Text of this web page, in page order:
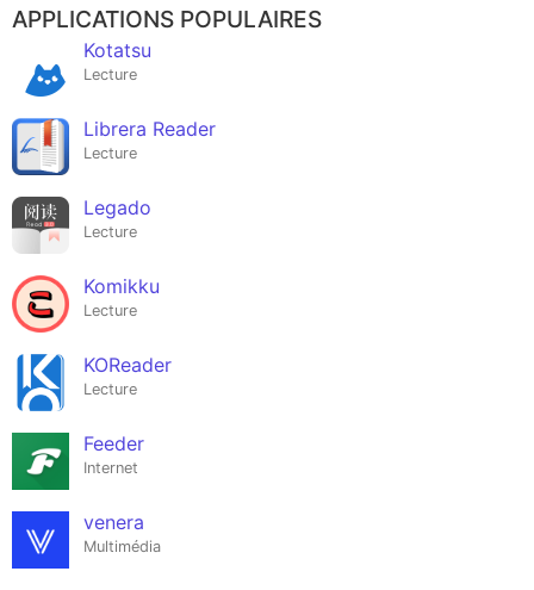
APPLICATIONS POPULAIRES
Kotatsu
Lecture
Librera Reader
Lecture
Legado
Lecture
Komikku
Lecture
KOReader
Lecture
Feeder
Internet
venera
Multimédia